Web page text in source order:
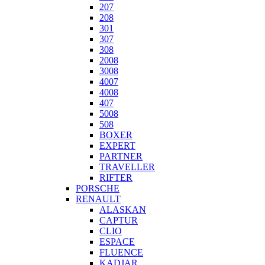
207
208
301
307
308
2008
3008
4007
4008
407
5008
508
BOXER
EXPERT
PARTNER
TRAVELLER
RIFTER
PORSCHE
RENAULT
ALASKAN
CAPTUR
CLIO
ESPACE
FLUENCE
KADJAR